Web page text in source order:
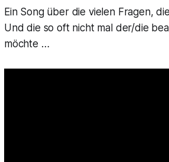
Ein Song über die vielen Fragen,
Und die so oft nicht mal der/die
möchte …